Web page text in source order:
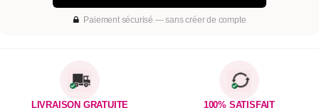
Paiement sécurisé — sans créer de compte
LIVRAISON GRATUITE 100% SATISFAIT